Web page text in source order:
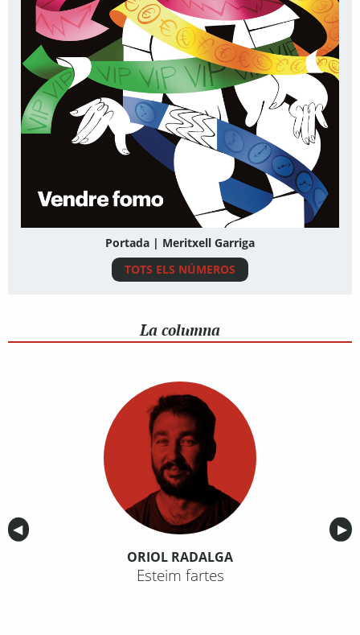
Portada | Meritxell Garriga
TOTS ELS NÚMEROS
La columna
Anterior
◀︎ ▶︎
ORIOL RADALGA
Esteim fartes